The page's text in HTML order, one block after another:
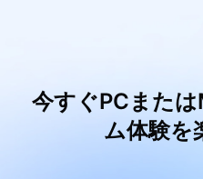
今すぐPCまた
ム体験を